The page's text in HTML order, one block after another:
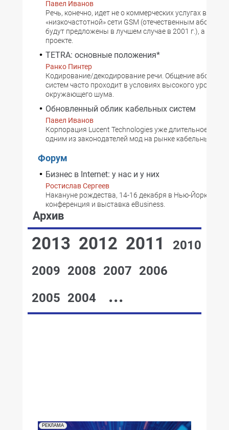
Павел Иванов
Речь, конечно, идет не о коммерческих услугах в
«низкочастотной» сети GSM (отечественным
будут предложены в лучшем случае в 2001 г.), а о
проекте.
TETRA: основные положения*
Ранко Пинтер
Кодирование/декодирование речи. Общение
систем часто проходит в условиях высокого уровня
окружающего шума.
Обновленный облик кабельных систем
Павел Иванов
Корпорация Lucent Technologies уже длительное
одним из законодателей мод на рынке кабельных
Форум
Бизнес в Internet: у нас и у них
Ростислав Сергеев
Накануне рождества, 14-16 декабря в Нью-Йорке
конференция и выставка eBusiness.
Архив
2013 2012 2011
2010
2009 2008 2007 2006
2005 2004 ...
РЕКЛАМА